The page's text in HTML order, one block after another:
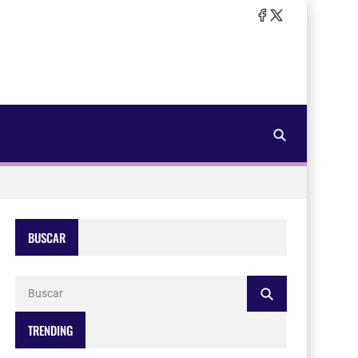
BUSCAR
TRENDING